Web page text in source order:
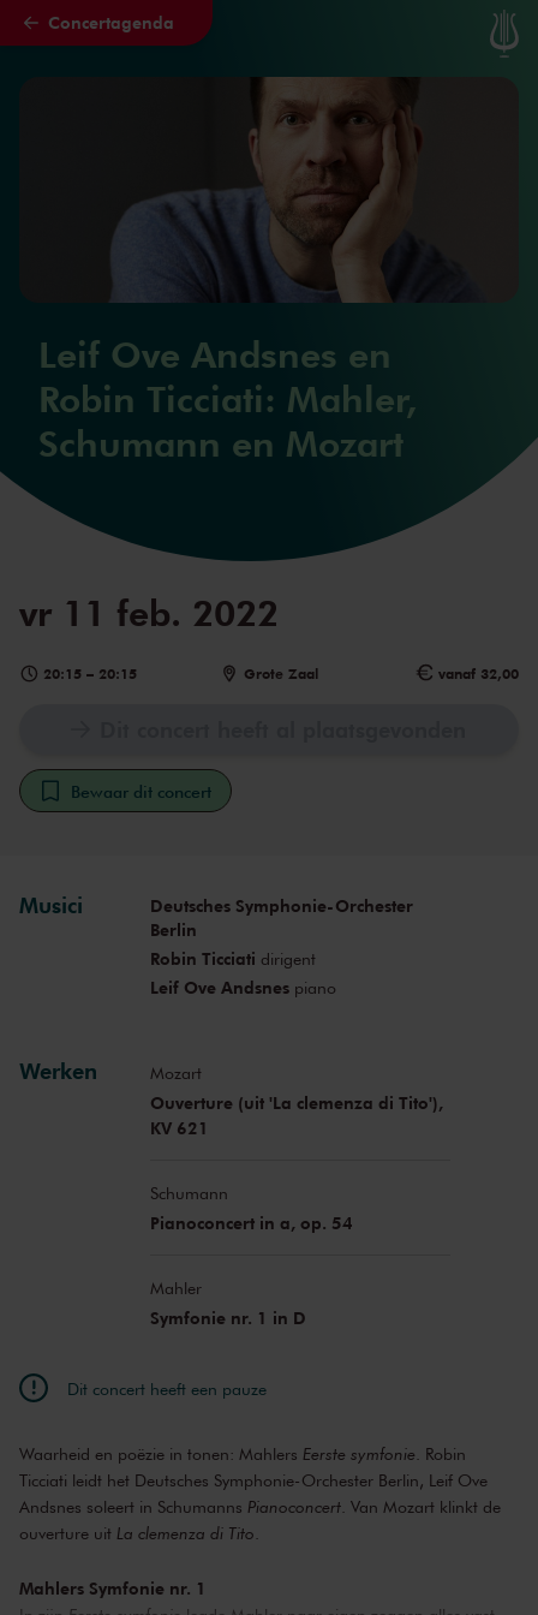
Naar hoofdcontent
Concertagenda
Leif Ove Andsnes en
Robin Ticciati: Mahler,
Schumann en Mozart
vr 11 feb. 2022
20:15 – 20:15 Grote Zaal vanaf 32,00
Bewaar dit concert
Musici
Deutsches Symphonie-Orchester
Berlin
Robin Ticciati dirigent
Leif Ove Andsnespiano
Werken Mozart
Ouverture (uit 'La clemenza di Tito'),
KV 621
Schumann
Pianoconcert in a, op. 54
Mahler
Symfonie nr. 1 in D
Dit concert heeft een pauze
Waarheid en poëzie in tonen: Mahlers Eerste symfonie . Robin
Ticciati leidt het Deutsches Symphonie-Orchester Berlin, Leif Ove
Andsnes soleert in Schumanns Pianoconcert . Van Mozart klinkt de
ouverture uit La clemenza di Tito
Mahlers Symfonie nr. 1